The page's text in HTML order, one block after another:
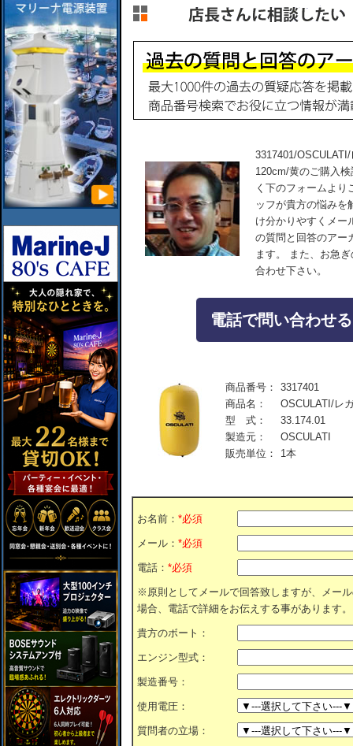
3317401/
120cm/黄のご購入
く下のフォームより
ッフが貴方の悩みを
け分かりやすくメー
の質問と回答のアー
ます。 また、お急
合わせ下さい。
電話で問い合わせ
商品番号：
3317401
商品名：
OSCULATI/レ
型 式：
33.174.01
製造元：
OSCULATI
販売単位：
1本
お名前： *必須
メール： *必須
電話： *必須
※原則としてメールで回答致しますが、メー
場合、電話で詳細をお伝えする事があります。
貴方のボート：
エンジン型式：
製造番号：
使用電圧：
質問者の立場：